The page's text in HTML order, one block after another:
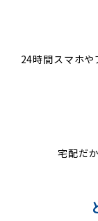
24時間スマホ
宅配だ